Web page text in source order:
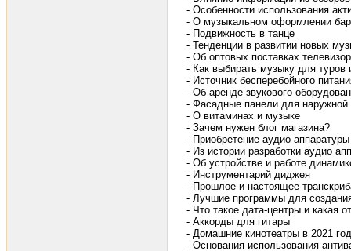
- Особенности использования
- О музыкальном оформлении
- Подвижность в танце
- Тенденции в развитии новых
- Об оптовых поставках
- Как выбирать музыку для туров
- Источник бесперебойного
- Об аренде звукового
- Фасадные панели для наружной
- О витаминах и музыке
- Зачем нужен блог магазина?
- Приобретение аудио
- Из истории разработки аудио
- Об устройстве и работе
- Инструментарий диджея
- Прошлое и настоящее
- Лучшие программы для
- Что такое дата-центры и какая
- Аккорды для гитары
- Домашние кинотеатры в 2021
- Основания использования